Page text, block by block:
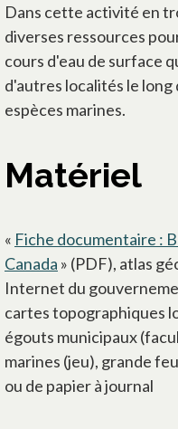
Dans cette activité en
diverses ressources
cours d'eau de surface
d'autres localités le
espèces marines.
Matériel
« Fiche documentaire :
Canada » (PDF), atlas
Internet du
cartes topographiques
égouts municipaux
marines (jeu), grande
ou de papier à journal